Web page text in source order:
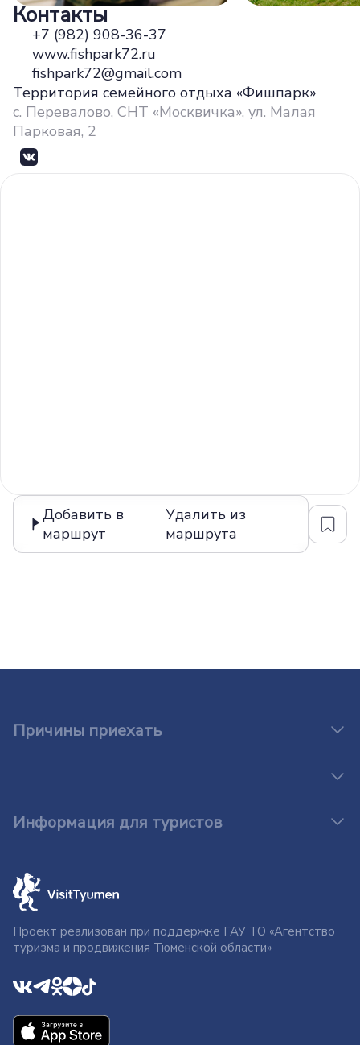
Контакты
+7 (982) 908-36-37
www.fishpark72.ru
fishpark72@gmail.com
Территория семейного отдыха «Фишпарк»
с. Перевалово, СНТ «Москвичка», ул. Малая
Парковая, 2
Добавить в
маршрут
Удалить из
маршрута
Причины приехать
Информация для туристов
Проект реализован при поддержке ГАУ ТО «Агентство
туризма и продвижения Тюменской области»